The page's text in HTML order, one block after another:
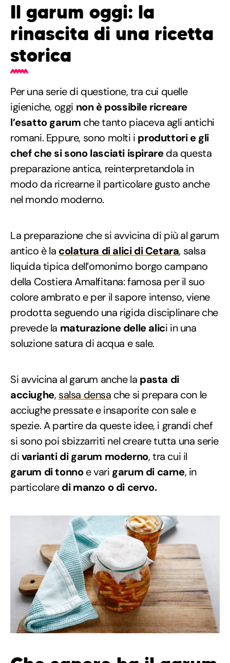
Il garum oggi: la
rinascita di una ricetta
storica
Per una serie di questione, tra cui quelle
igieniche, oggi non è possibile ricreare
l’esatto garum che tanto piaceva agli antichi
romani. Eppure, sono molti i produttori e gli
chef che si sono lasciati ispirareda questa
preparazione antica, reinterpretandola in
modo da ricrearne il particolare gusto anche
nel mondo moderno.
La preparazione che si avvicina di più al garum
antico è la colatura di alici di Cetara, salsa
liquida tipica dell’omonimo borgo campano
della Costiera Amalfitana: famosa per il suo
colore ambrato e per il sapore intenso, viene
prodotta seguendo una rigida disciplinare che
prevede la maturazione delle alici in una
soluzione satura di acqua e sale.
Si avvicina al garum anche la pasta di
acciughe, salsa densa che si prepara con le
acciughe pressate e insaporite con sale e
spezie. A partire da queste idee, i grandi chef
si sono poi sbizzarriti nel creare tutta una serie
divarianti di garum moderno, tra cui il
garum di tonnoe vari garum di carne, in
particolaredi manzo o di cervo.